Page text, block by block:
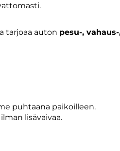
tarjoaa auton pesu-,
puhtaana paikoilleen.
lisävaivaa.